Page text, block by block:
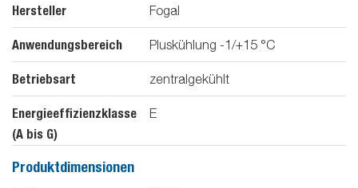
Hersteller Fogal
Anwendungsbereich Pluskühlung -1/+15 °C
Betriebsart zentralgekühlt
Energieeffizienzklasse
(A bis G)
E
Produktdimensionen